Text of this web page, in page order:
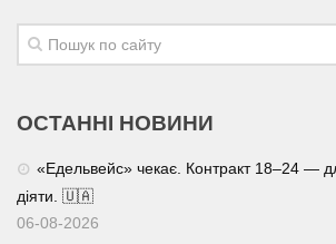
ОСТАННІ НОВИНИ
«Едельвейс» чекає. Контракт 18–24 —
діяти. 🇺🇦
06-08-2026